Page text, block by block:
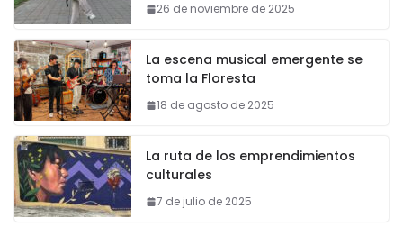
26 de noviembre de 2025
La escena musical emergente se
toma la Floresta
18 de agosto de 2025
La ruta de los emprendimientos
culturales
7 de julio de 2025